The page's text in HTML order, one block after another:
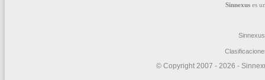
Sinnexuses
Sinnexus
© Copyright 2007 - 2026 -